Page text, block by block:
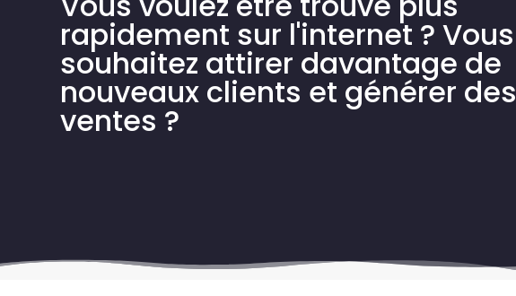
rapidement sur l'internet ? Vous
souhaitez attirer davantage de
nouveaux clients et générer des
ventes ?